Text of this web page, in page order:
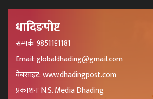
धादिङपोष्ट
सम्पर्कः 9851191181
Email: globaldhading@gmail.com
वेबसाइट: www.dhadingpost.com
प्रकाशनः N.S. Media Dhading